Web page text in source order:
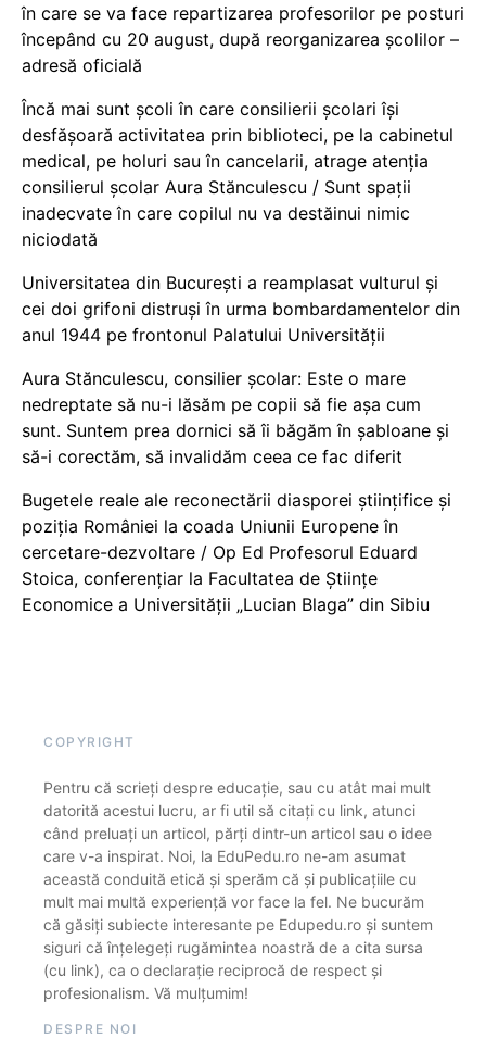
în care se va face repartizarea profesorilor pe posturi
începând cu 20 august, după reorganizarea școlilor –
adresă oficială
Încă mai sunt școli în care consilierii școlari își
desfășoară activitatea prin biblioteci, pe la cabinetul
medical, pe holuri sau în cancelarii, atrage atenția
consilierul școlar Aura Stănculescu / Sunt spații
inadecvate în care copilul nu va destăinui nimic
niciodată
Universitatea din București a reamplasat vulturul și
cei doi grifoni distruși în urma bombardamentelor din
anul 1944 pe frontonul Palatului Universității
Aura Stănculescu, consilier școlar: Este o mare
nedreptate să nu-i lăsăm pe copii să fie așa cum
sunt. Suntem prea dornici să îi băgăm în șabloane și
să-i corectăm, să invalidăm ceea ce fac diferit
Bugetele reale ale reconectării diasporei științifice și
poziția României la coada Uniunii Europene în
cercetare-dezvoltare / Op Ed Profesorul Eduard
Stoica, conferențiar la Facultatea de Științe
Economice a Universității „Lucian Blaga” din Sibiu
COPYRIGHT
Pentru că scrieți despre educație, sau cu atât mai mult
datorită acestui lucru, ar fi util să citați cu link, atunci
când preluați un articol, părți dintr-un articol sau o idee
care v-a inspirat. Noi, la EduPedu.ro ne-am asumat
această conduită etică și sperăm că și publicațiile cu
mult mai multă experiență vor face la fel. Ne bucurăm
că găsiți subiecte interesante pe Edupedu.ro și suntem
siguri că înțelegeți rugămintea noastră de a cita sursa
(cu link), ca o declarație reciprocă de respect și
profesionalism. Vă mulțumim!
DESPRE NOI